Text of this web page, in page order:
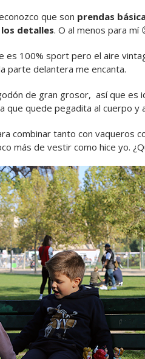
que son prendas
detalles. O al menos para mí
es 100% sport pero el aire
parte delantera me encanta.
de gran grosor, así que es
que quede pegadita al cuerpo y
combinar tanto con vaqueros
más de vestir como hice yo.